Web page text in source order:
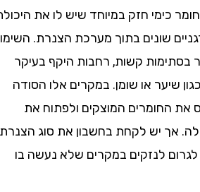
חזק במיוחד שיש לו את היכולת
שונים בתוך מערכת הצנרת. השימוש
קשות, רחבות היקף בעיקר
או שומן. במקרים אלו הסודה
המוצקים ולפתוח את
יש לקחת בחשבון את סוג הצנרת
לנזקים במקרים שלא נעשה בו